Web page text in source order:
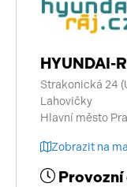
imobilizér
centrální
digitální příjem
deaktivace
senzor tlaku v
HYUNDAI-
Strakonická 24
Lahovičky
Hlavní město
Zobrazit na
Provozní